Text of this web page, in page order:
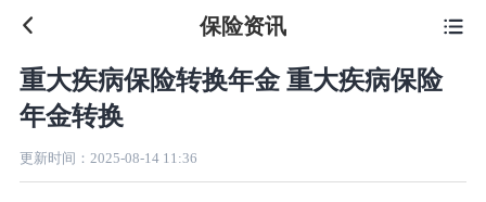
 保险资讯
重大疾病保险转换年金 重大疾病保险
年金转换
更新时间： 2025-08-14 11:36